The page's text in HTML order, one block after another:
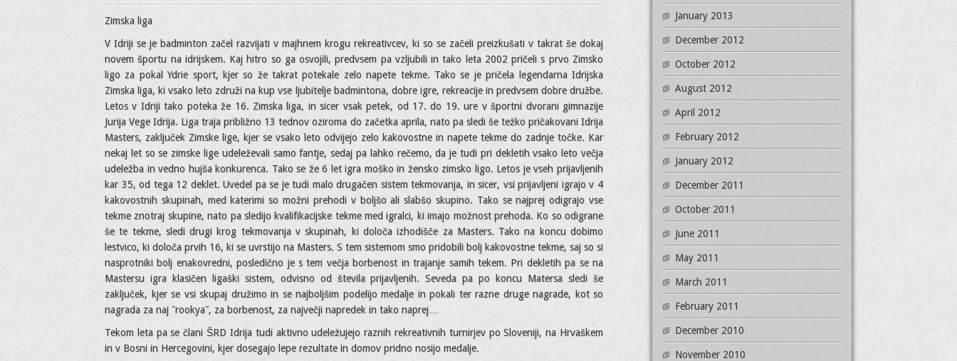
Zimska liga
V Idriji se je badminton začel razvijati v majhnem krogu rekreativcev, ki so se začeli preizkušati v takrat še dokaj
novem športu na idrijskem. Kaj hitro so ga osvojili, predvsem pa vzljubili in tako leta 2002 pričeli s prvo Zimsko
ligo za pokal Ydrie sport, kjer so že takrat potekale zelo napete tekme. Tako se je pričela legendarna Idrijska
Zimska liga, ki vsako leto združi na kup vse ljubitelje badmintona, dobre igre, rekreacije in predvsem dobre družbe.
Letos v Idriji tako poteka že 16. Zimska liga, in sicer vsak petek, od 17. do 19. ure v športni dvorani gimnazije
Jurija Vege Idrija. Liga traja približno 13 tednov oziroma do začetka aprila, nato pa sledi še težko pričakovani Idrija
Masters, zaključek Zimske lige, kjer se vsako leto odvijejo zelo kakovostne in napete tekme do zadnje točke. Kar
nekaj let so se zimske lige udeleževali samo fantje, sedaj pa lahko rečemo, da je tudi pri dekletih vsako leto večja
udeležba in vedno hujša konkurenca. Tako se že 6 let igra moško in žensko zimsko ligo. Letos je vseh prijavljenih
kar 35, od tega 12 deklet. Uvedel pa se je tudi malo drugačen sistem tekmovanja, in sicer, vsi prijavljeni igrajo v 4
kakovostnih skupinah, med katerimi so možni prehodi v boljšo ali slabšo skupino. Tako se najprej odigrajo vse
tekme znotraj skupine, nato pa sledijo kvalifikacijske tekme med igralci, ki imajo možnost prehoda. Ko so odigrane
še te tekme, sledi drugi krog tekmovanja v skupinah, ki določa izhodišče za Masters. Tako na koncu dobimo
lestvico, ki določa prvih 16, ki se uvrstijo na Masters. S tem sistemom smo pridobili bolj kakovostne tekme, saj so si
nasprotniki bolj enakovredni, posledično je s tem večja borbenost in trajanje samih tekem. Pri dekletih pa se na
Mastersu igra klasičen ligaški sistem, odvisno od števila prijavljenih. Seveda pa po koncu Matersa sledi še
zaključek, kjer se vsi skupaj družimo in se najboljšim podelijo medalje in pokali ter razne druge nagrade, kot so
nagrada za naj ˝rookya˝, za borbenost, za največji napredek in tako naprej…
Tekom leta pa se člani ŠRD Idrija tudi aktivno udeležujejo raznih rekreativnih turnirjev po Sloveniji, na Hrvaškem
in v Bosni in Hercegovini, kjer dosegajo lepe rezultate in domov pridno nosijo medalje.
January 2013
December 2012
October 2012
August 2012
April 2012
February 2012
January 2012
December 2011
October 2011
June 2011
May 2011
March 2011
February 2011
December 2010
November 2010